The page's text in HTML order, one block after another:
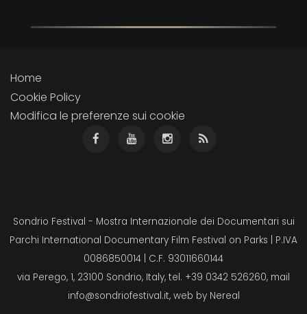
Home
Cookie Policy
Modifica le preferenze sui cookie
Sondrio Festival - Mostra Internazionale dei Documentari sui
Parchi International Documentary Film Festival on Parks | P.IVA
0086850014 | C.F. 93011660144
via Perego, 1, 23100 Sondrio, Italy, tel. +39 0342 526260, mail
info@sondriofestival.it, web by Nereal